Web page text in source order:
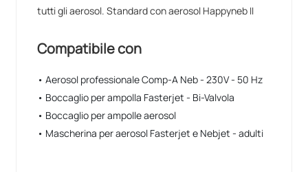
tutti gli aerosol. Standard con aerosol Happyneb II
Compatibile con
• Aerosol professionale Comp-A Neb - 230V - 50 Hz
• Boccaglio per ampolla Fasterjet - Bi-Valvola
• Boccaglio per ampolle aerosol
• Mascherina per aerosol Fasterjet e Nebjet - adulti